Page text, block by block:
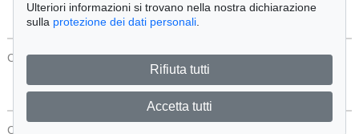
CONTATTI Protezione Dei Dati
CONTATTI
Ulteriori informazioni si trovano nella nostra dichiarazione
sulla protezione dei dati personali
Rifiuta tutti
Accetta tutti